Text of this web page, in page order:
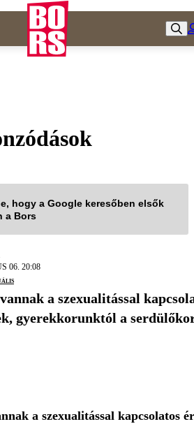
hogy a Google keresőben elsők
a Bors
06. 20:08
a szexualitással
gyerekkorunktól a
a szexualitással kapcsolatos